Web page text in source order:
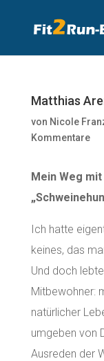
Matthias
von Nicole
Kommentare
Mein Weg
Ich hatte
keines, das
Und doch
Mitbewohner:
natürlicher
umgeben von
Ausreden der